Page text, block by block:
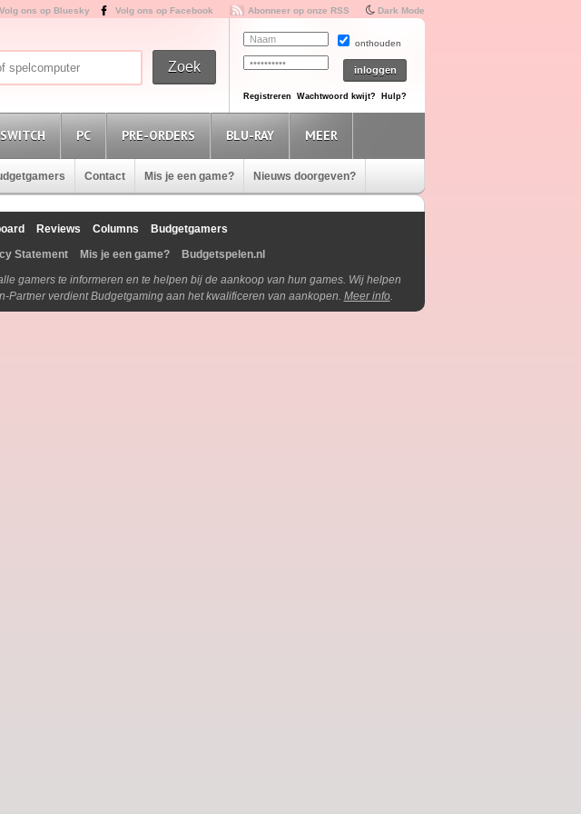
Volg ons op Bluesky Volg ons op Facebook Abonneer op onze RSS Dark Mode
onthouden
Registreren Wachtwoord kwijt? Hulp?
SWITCH PC PRE-ORDERS BLU-RAY MEER
Contact Mis je een game? Nieuws doorgeven?
Reviews Columns
Budgetgamers
Statement Mis je een game?
Budgetspelen.nl
gamers te informeren en te helpen bij de aankoop van hun games. Wij helpen
verdient Budgetgaming aan het kwalificeren van aankopen. Meer info.